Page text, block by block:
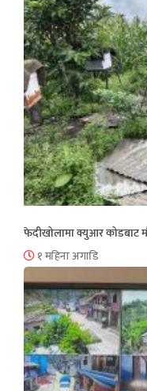
फेदीखोलामा क्युआर कोडबाट
१ महिना अगाडि